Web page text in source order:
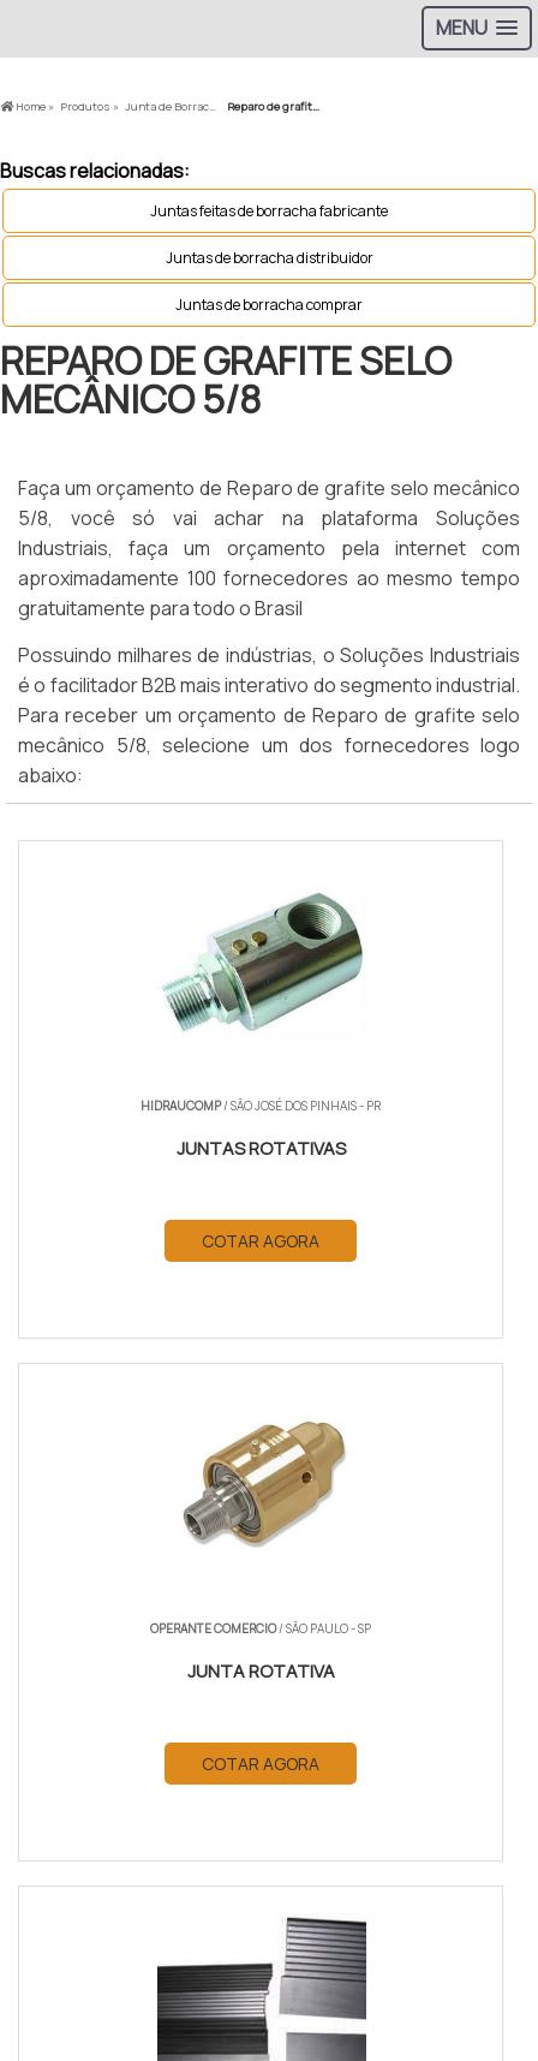
MENU
Home » Produtos » Junta de Borracha » Reparo de grafite selo mecânico 5/8
Buscas relacionadas:
Juntas feitas de borracha fabricante
Juntas de borracha distribuidor
Juntas de borracha comprar
REPARO DE GRAFITE SELO
MECÂNICO 5/8
Faça um orçamento de Reparo de grafite selo mecânico
5/8, você só vai achar na plataforma Soluções
Industriais, faça um orçamento pela internet com
aproximadamente 100 fornecedores ao mesmo tempo
gratuitamente para todo o Brasil
Possuindo milhares de indústrias, o Soluções Industriais
é o facilitador B2B mais interativo do segmento industrial.
Para receber um orçamento de Reparo de grafite selo
mecânico 5/8, selecione um dos fornecedores logo
abaixo:
HIDRAUCOMP/ SÃO JOSÉ DOS PINHAIS - PR
JUNTAS ROTATIVAS
COTAR AGORA
OPERANTE COMERCIO/ SÃO PAULO - SP
JUNTA ROTATIVA
COTAR AGORA